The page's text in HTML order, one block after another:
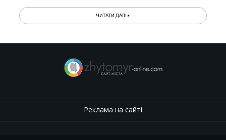
ЧИТАТИ ДАЛІ
Реклама на сайті